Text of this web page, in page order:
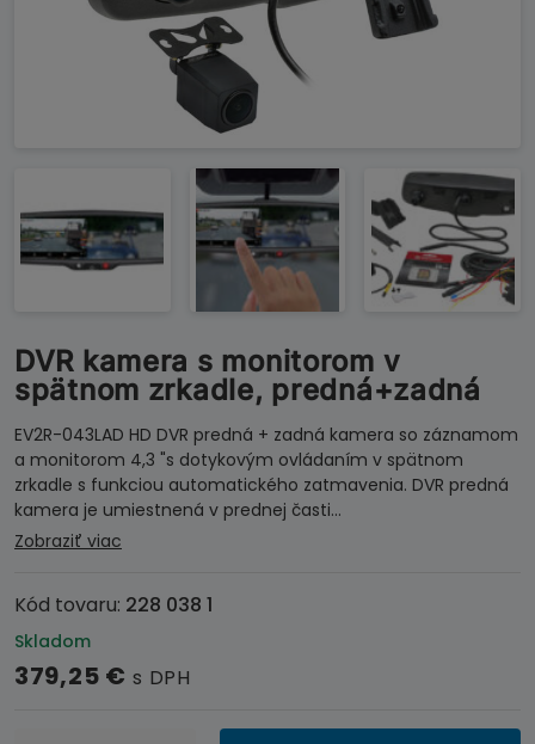
DVR kamera s monitorom v
spätnom zrkadle, predná+zadná
EV2R-043LAD HD DVR predná + zadná kamera so záznamom
a monitorom 4,3 "s dotykovým ovládaním v spätnom
zrkadle s funkciou automatického zatmavenia. DVR predná
kamera je umiestnená v prednej časti…
Zobraziť viac
Kód tovaru: 228 038 1
Skladom
379,25 € s DPH